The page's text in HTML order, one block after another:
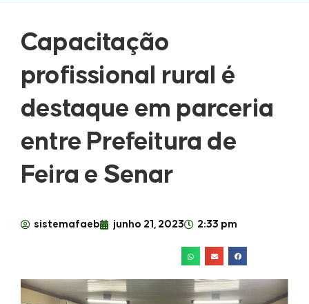
Capacitação
profissional rural é
destaque em parceria
entre Prefeitura de
Feira e Senar
sistemafaeb junho 21, 2023 2:33 pm